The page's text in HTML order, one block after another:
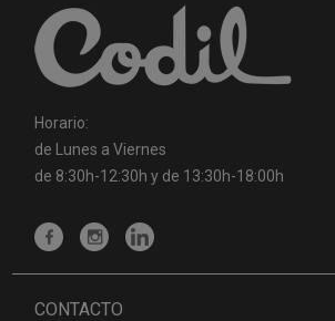
Horario:
de Lunes a Viernes
de 8:30h-12:30h y de 13:30h-18:00h
CONTACTO